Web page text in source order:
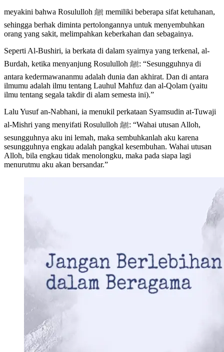
meyakini bahwa Rosululloh ﷺ memiliki beberapa sifat ketuhanan,
sehingga berhak diminta pertolongannya untuk menyembuhkan
orang yang sakit, melimpahkan keberkahan dan sebagainya.
Seperti Al-Bushiri, ia berkata di dalam syairnya yang terkenal, al-
Burdah, ketika menyanjung Rosululloh ﷺ: “Sesungguhnya di
antara kedermawananmu adalah dunia dan akhirat. Dan di antara
ilmumu adalah ilmu tentang Lauhul Mahfuz dan al-Qolam (yaitu
ilmu tentang segala takdir di alam semesta ini).”
Lalu Yusuf an-Nabhani, ia menukil perkataan Syamsudin at-Tuwaji
al-Mishri yang menyifati Rosululloh ﷺ: “Wahai utusan Alloh,
sesungguhnya aku ini lemah, maka sembuhkanlah aku karena
sesungguhnya engkau adalah pangkal kesembuhan. Wahai utusan
Alloh, bila engkau tidak menolongku, maka pada siapa lagi
menurutmu aku akan bersandar.”